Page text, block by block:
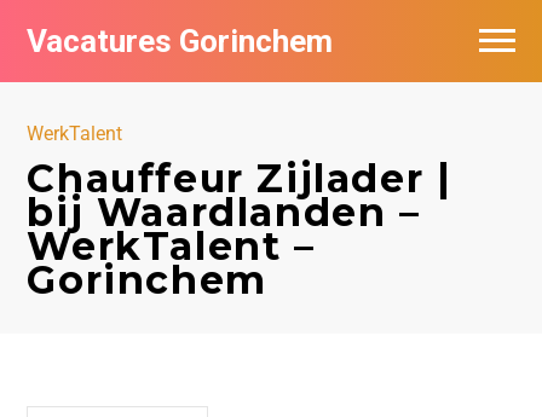
Vacatures Gorinchem
WerkTalent
Chauffeur Zijlader |
bij Waardlanden –
WerkTalent –
Gorinchem
Vacatures bij bedrijven in Gorinchem
Nieuwsbrief feed